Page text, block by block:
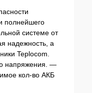
полнейшего
системе от
надежность, а
Teplocom.
напряжения. —
кол-во АКБ